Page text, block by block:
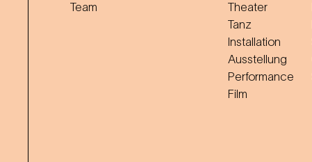
Team
Theater
Tanz
Installation
Ausstellung
Performance
Film